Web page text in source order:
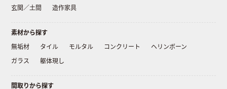
玄関／土間
造作家具
素材から探す
無垢材
タイル モルタル コンクリート
ヘリンボーン
ガラス
躯体現し
間取りから探す